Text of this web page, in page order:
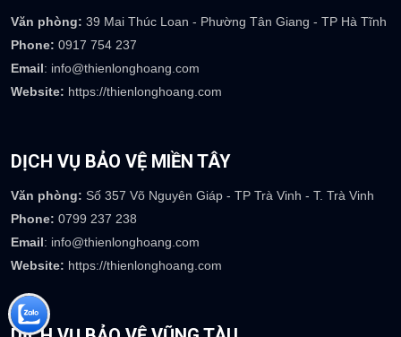
Văn phòng: 39 Mai Thúc Loan - Phường Tân Giang - TP Hà Tĩnh
Phone: 0917 754 237
Email: info@thienlonghoang.com
Website: https://thienlonghoang.com
DỊCH VỤ BẢO VỆ MIỀN TÂY
Văn phòng: Số 357 Võ Nguyên Giáp - TP Trà Vinh - T. Trà Vinh
Phone: 0799 237 238
Email: info@thienlonghoang.com
Website: https://thienlonghoang.com